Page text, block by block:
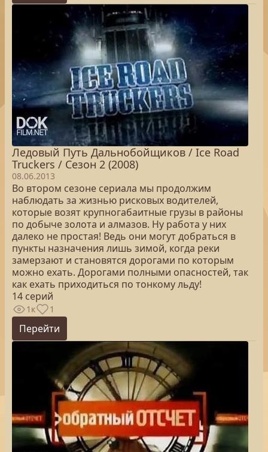
Ледовый Путь Дальнобойщиков / Ice Road
Truckers / Сезон 2 (2008)
08.06.2013
Во втором сезоне сериала мы продолжим
наблюдать за жизнью рисковых водителей,
которые возят крупногабаитные грузы в районы
по добыче золота и алмазов. Ну работа у них
далеко не простая! Ведь они могут добраться в
пункты назначения лишь зимой, когда реки
замерзают и становятся дорогами по которым
можно ехать. Дорогами полными опасностей, так
как ехать приходиться по тонкому льду!
14 серий
1к 1
Перейти